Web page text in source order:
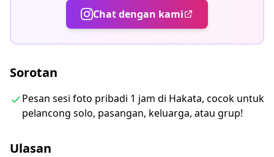
・Jika Anda terlambat tiba untuk waktu pertemuan
yang dijadwalkan, durasi pemotretan dan jumlah foto
yang dikirimkan dapat dikurangi.
pemotretan 3 hari sebelum tanggal yang dijadwalkan
atau jika tiba-tiba hujan pada hari pemotretan, tiga
opsi tersedia: (1) menjadwal ulang tanggal dan waktu,
pemotretan.
Chat dengan kami
Sorotan
Pesan sesi foto pribadi 1 jam di Hakata, cocok untuk
pelancong solo, pasangan, keluarga, atau grup!
Ulasan